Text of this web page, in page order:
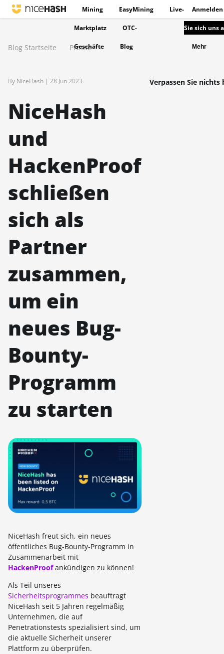
Mining EasyMining Live-
Marktplatz OTC-
Geschäfte Blog
Anmelden
Sie sich uns
Mehr
Blog Startseite Presse
By NiceHash | 28 Jun 2023
NiceHash
und
HackenProof
schließen
sich als
Partner
zusammen,
um ein
neues Bug-
Bounty-
Programm
zu starten
NiceHash freut sich, ein neues
öffentliches Bug-Bounty-Programm in
Zusammenarbeit mit
HackenProof ankündigen zu können!
Als Teil unseres
Sicherheitsprogrammes beauftragt
NiceHash seit 5 Jahren regelmäßig
Unternehmen, die auf
Penetrationstests spezialisiert sind, um
die aktuelle Sicherheit unserer
Plattform zu überprüfen.
Verpassen Sie nichts